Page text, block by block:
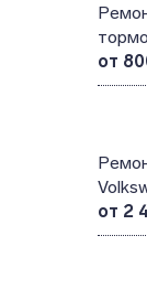
от
от 2